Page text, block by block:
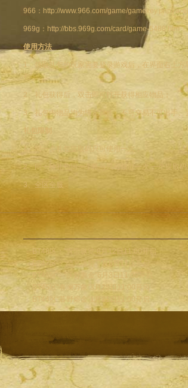
966： http://www.966.com/game/
969g： http://bbs.969g.com/card/game-5488.htm
使用方法
1、领取礼包的玩家需要登录游戏后，在界面右上
包；
2、礼包获得后，双击即可打开获得相应物品；
3、礼包内物品均为绑定属性，不可交易不可出手、
礼包限制
1、同一个礼包提取码只可使用一次；
2、同一种礼包同一个帐号只可领取一次,一个提取码
3、全区全服
BT48区：“青峦纵览:8月12日11:00开启
BT47区：“晴光漫野”7月8日11点开启
BT46区：“沃野熏金”6月3日11:00开启
BT45区“春澜万象”3月25日11:00开启
BT44区“暮野熔金”1月21日11:00开启